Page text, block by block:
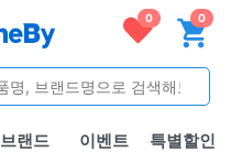
0 0
브랜드 이벤트 특별할인